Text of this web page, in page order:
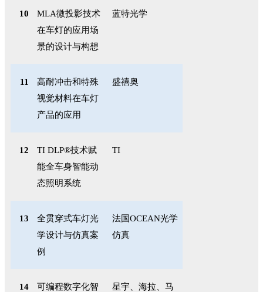
10 MLA微投影技术
在车灯的应用场
景的设计与构想
蓝特光学
11
高耐冲击和特殊
视觉材料在车灯
产品的应用
盛禧奥
12 TI DLP®技术赋
能全车身智能动
态照明系统
TI
13
全贯穿式车灯光
学设计与仿真案
例
法国OCEAN光学
仿真
14
可编程数字化智
星宇、海拉、马